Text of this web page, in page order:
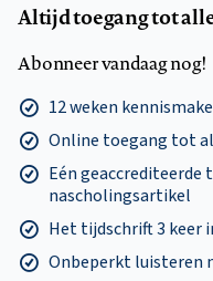
Altijd toegang tot
Abonneer vandaag nog!
12 weken
Online toegang tot
Eén geaccrediteerde
nascholingsartikel
Het tijdschrift 3 keer
Onbeperkt luisteren